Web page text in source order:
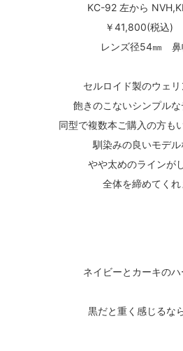
KC-92 左から
￥41,800(税込)
レンズ径54㎜ 鼻
セルロイド製のウェリ
飽きのこないシンプルな
同型で複数本ご購入の方も
馴染みの良いモデル
やや太めのラインが
全体を締めてくれ
ネイビーとカーキのハ
黒だと重く感じるな